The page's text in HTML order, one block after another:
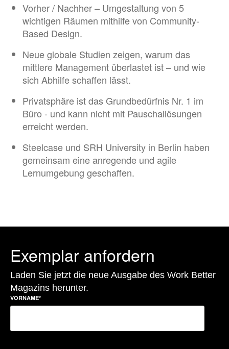
Vorher / Nachher – Umgestaltung von 5
wichtigen Räumen mithilfe von Community-
Based Design.
Neue globale Studien zeigen, warum das
mittlere Management überlastet ist – und wie
sich Abhilfe schaffen lässt.
Privatsphäre ist das Grundbedürfnis Nr. 1 im
Büro - und kann nicht mit Pauschallösungen
erreicht werden.
Steelcase und SRH University in Berlin haben
gemeinsam eine anregende und agile
Lernumgebung geschaffen.
Exemplar anfordern
Laden Sie jetzt die neue Ausgabe des Work Better
Magazins herunter.
VORNAME*